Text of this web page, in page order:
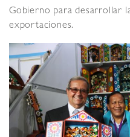
Gobierno para desarrollar
exportaciones.